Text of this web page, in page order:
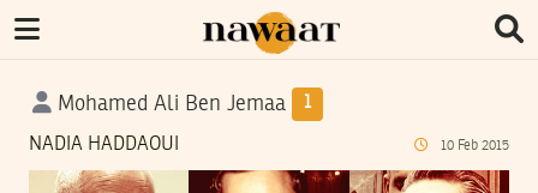
Mohamed Ali Ben Jemaa 1
NADIA HADDAOUI 10 Feb 2015